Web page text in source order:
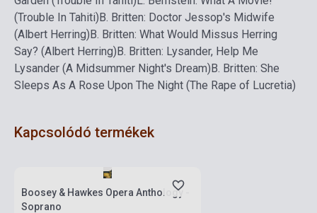
(Trouble In Tahiti)B. Britten: Doctor Jessop's Midwife
(Albert Herring)B. Britten: What Would Missus Herring
Say? (Albert Herring)B. Britten: Lysander, Help Me
Lysander (A Midsummer Night's Dream)B. Britten: She
Sleeps As A Rose Upon The Night (The Rape of Lucretia)
Kapcsolódó termékek
Boosey & Hawkes Opera Anthology -
Soprano